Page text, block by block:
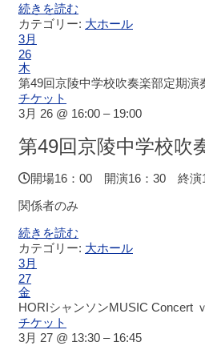
ド
設
案
内
大
ー
ス
ビ
ー
続きを読む
カテゴリー: 大ホール
3月
26
木
第49回京陵中学校吹奏楽部定期演
チケット
3月 26 @ 16:00 – 19:00
第49回京陵中学校吹
開場16：00 開演16：30 終演
関係者のみ
続きを読む
カテゴリー: 大ホール
3月
27
金
HORIシャンソンMUSIC Concert
チケット
3月 27 @ 13:30 – 16:45